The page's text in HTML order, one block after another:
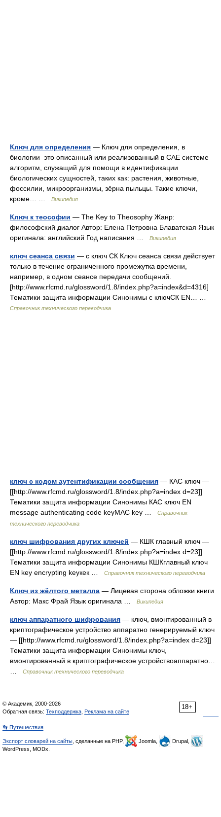
Ключ для определения — Ключ для определения, в
биологии это описанный или реализованный в CAE системе
алгоритм, служащий для помощи в идентификации
биологических сущностей, таких как: растения, животные,
фоссилии, микроорганизмы, зёрна пыльцы. Такие ключи,
кроме… …
Википедия
Ключ к теософии — The Key to Theosophy Жанр:
философский диалог Автор: Елена Петровна Блаватская Язык
оригинала: английский Год написания …
Википедия
ключ сеанса связи — с ключ СК Ключ сеанса связи действует
только в течение ограниченного промежутка времени,
например, в одном сеансе передачи сообщений.
[http://www.rfcmd.ru/glossword/1.8/index.php?a=index&d=4316]
Тематики защита информации Синонимы с ключСК EN… …
Справочник технического переводчика
ключ с кодом аутентификации сообщения — КАС ключ —
[[http://www.rfcmd.ru/glossword/1.8/index.php?a=index d=23]]
Тематики защита информации Синонимы КАС ключ EN
message authenticating code keyMAC key …
Справочник
технического переводчика
ключ шифрования других ключей — КШК главный ключ —
[[http://www.rfcmd.ru/glossword/1.8/index.php?a=index d=23]]
Тематики защита информации Синонимы КШКглавный ключ
EN key encrypting keyкек …
Справочник технического переводчика
Ключ из жёлтого металла — Лицевая сторона обложки книги
Автор: Макс Фрай Язык оригинала …
Википедия
ключ аппаратного шифрования — ключ, вмонтированный в
криптографическое устройство аппаратно генерируемый ключ
— [[http://www.rfcmd.ru/glossword/1.8/index.php?a=index d=23]]
Тематики защита информации Синонимы ключ,
вмонтированный в криптографическое устройствоаппаратно…
Справочник технического переводчика
18+
© Академик, 2000-2026
Обратная связь: Техподдержка Реклама на сайте
👣 Путешествия
Экспорт словарей на сайты , сделанные на PHP, Joomla,
Drupal,
WordPress, MODx.